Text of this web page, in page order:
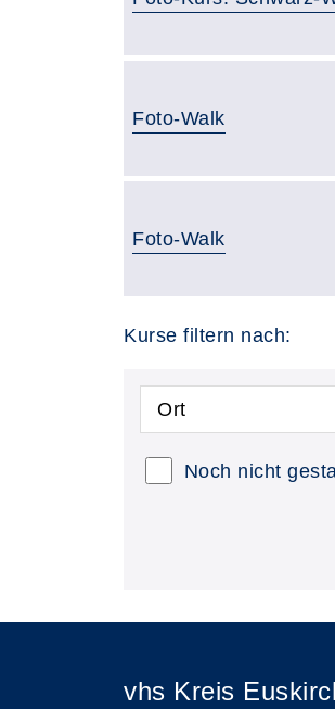
Foto-Walk
Foto-Walk
Kurse filtern nach:
Ort
Noch nicht
vhs Kreis